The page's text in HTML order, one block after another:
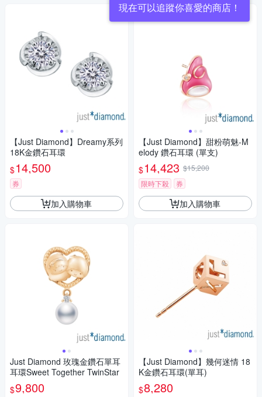
【Just Diamond】Dreamy系列
18K金鑽石耳環
$14,500
券
加入購物車
Just Diamond 玫瑰金鑽石單耳
耳環Sweet Together TwinStar
$9,800
現在可以追蹤你喜愛的商店！
【Just Diamond】甜粉萌魅-M
elody 鑽石耳環 (單支)
$14,423 $15,200
限時下殺
券
加入購物車
【Just Diamond】幾何迷情 18
K金鑽石耳環(單耳)
$8,280